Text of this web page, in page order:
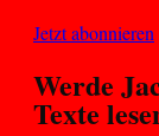
Jetzt abonnieren
Werde
Texte